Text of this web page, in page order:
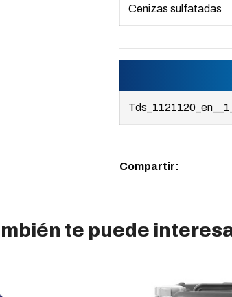
Cenizas sulfatadas
Compartir:
te puede